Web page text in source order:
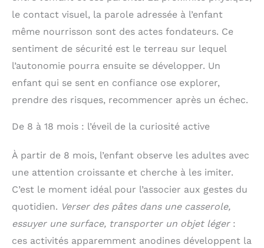
avoir à escalader !
【Montage Rapide &
perdez pas de temps !
L'assemblage est un jeu
d'enfant grâce aux pièces
numérotées et au guide
illustré. Comptez environ
30 minutes, sans outil
tout aussi simple : un
pochettes en tissu sont
lavables en machine. Une
appréciée !
le contact visuel, la parole adressée à l’enfant
même nourrisson sont des actes fondateurs. Ce
sentiment de sécurité est le terreau sur lequel
l’autonomie pourra ensuite se développer. Un
enfant qui se sent en confiance ose explorer,
prendre des risques, recommencer après un échec.
De 8 à 18 mois : l’éveil de la curiosité active
À partir de 8 mois, l’enfant observe les adultes avec
une attention croissante et cherche à les imiter.
C’est le moment idéal pour l’associer aux gestes du
quotidien. Verser des pâtes dans une casserole,
essuyer une surface, transporter un objet léger:
ces activités apparemment anodines développent la